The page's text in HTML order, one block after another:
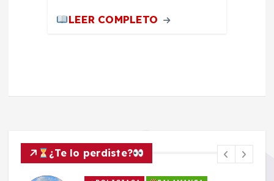
LEER COMPLETO
¿Te lo perdiste?